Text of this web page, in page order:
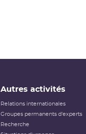
Autres activités
Relations internationales
Groupes permanents d'experts
Recherche